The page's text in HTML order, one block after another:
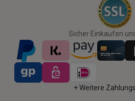
Sicher Einkaufen
+ Weitere